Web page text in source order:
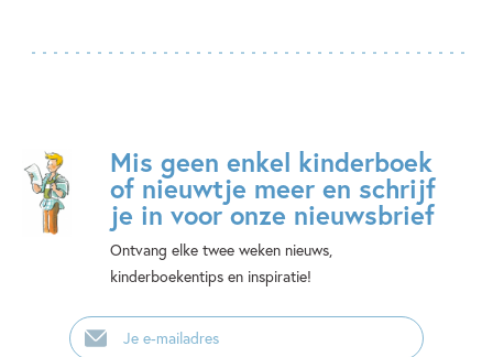
Mis geen enkel kinderboek
of nieuwtje meer en schrijf
je in voor onze nieuwsbrief
Ontvang elke twee weken nieuws,
kinderboekentips en inspiratie!
E-
mailadres